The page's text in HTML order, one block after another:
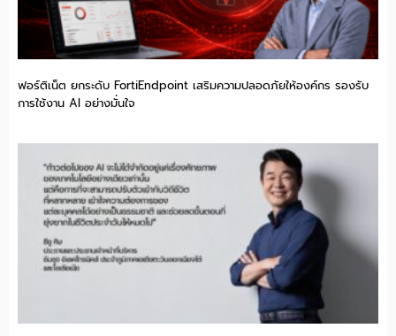
ฟอร์ติเน็ต ยกระดับ FortiEndpoint เสริมความปลอดภัยให้องค์กร รองรับ
การใช้งาน AI อย่างมั่นใจ